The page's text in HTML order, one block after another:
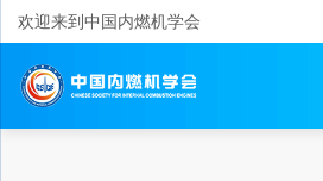
欢迎来到中国内燃机学会